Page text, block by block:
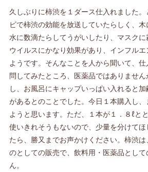
久しぶりに柿渋を１ダース仕入れました
ビで柿渋の効能を放送していたらしく、木
水に数滴たらしてうがいしたり、マスクに
ウイルスにかなり効果があり、インフル
ようです。そんなことを人から聞いて、
問してみたところ、医薬品ではありません
し、お風呂にキャップいっぱい入れると
があるとのことでした。今日１本購入し
ようと思います。ただ、１本が１．８ℓと
使いきれそうもないので、少量を分けて
たら、勝又までお声かけください。柿渋
のとしての販売で、飲料用・医薬品とし
ん。